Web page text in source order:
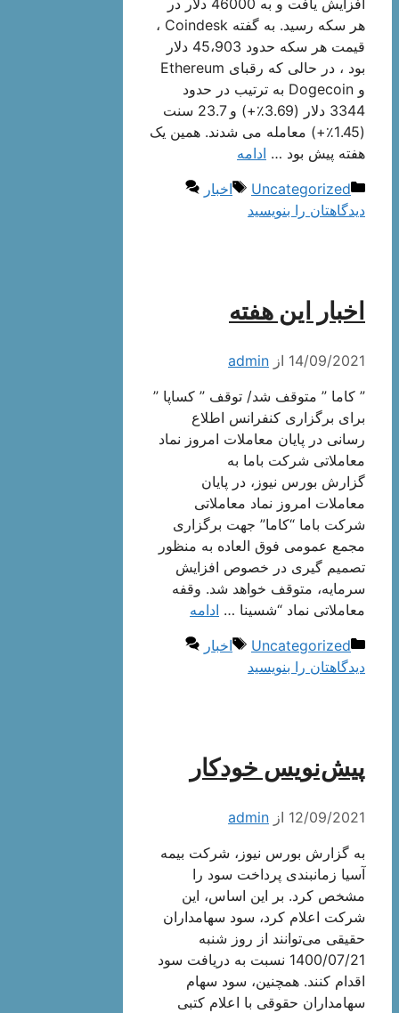
هر سکه رسید. به گفته Coindesk ،
قیمت هر سکه حدود 45،903 دلار
بود ، در حالی که رقبای Ethereum
و Dogecoin به ترتیب در حدود
3344 دلار (3.69٪+) و 23.7 سنت
(1.45٪+) معامله می شدند. همین یک
هفته پیش بود … ادامه
دسته‌ها
Uncategorized برچسب‌ها
اخبار
دیدگاهتان را بنویسید
اخبار این هفته
14/09/2021 از admin
” کاما ” متوقف شد/ توقف ” کساپا ”
برای برگزاری کنفرانس اطلاع
رسانی در پایان معاملات امروز نماد
معاملاتی شرکت باما به
گزارش بورس نیوز، در پایان
معاملات امروز نماد معاملاتی
شرکت باما “کاما” جهت برگزاری
مجمع عمومی فوق العاده به منظور
تصمیم گیری در خصوص افزایش
سرمایه، متوقف خواهد شد. وقفه
معاملاتی نماد “شسینا … ادامه
دسته‌ها
Uncategorized برچسب‌ها
اخبار
دیدگاهتان را بنویسید
پیش‌نویس خودکار
12/09/2021 از admin
به گزارش بورس نیوز، شرکت بیمه
آسیا زمانبندی پرداخت سود را
مشخص کرد. بر این اساس، این
شرکت اعلام کرد، سود سهامداران
حقیقی می‌توانند از روز شنبه
1400/07/21 نسبت به دریافت سود
اقدام کنند. همچنین، سود سهام
سهامداران حقوقی با اعلام کتبی